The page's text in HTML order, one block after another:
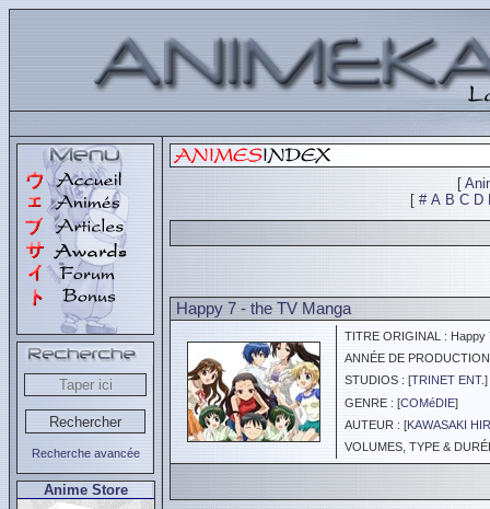
Recherche avancée
Anime Store
[
[ # A B C D
Happy 7 - the TV Manga
TITRE ORIGINAL : Happy
ANNÉE DE
STUDIOS : [TRINET ENT.]
GENRE : [COMéDIE]
AUTEUR : [KAWASAKI
VOLUMES, TYPE &